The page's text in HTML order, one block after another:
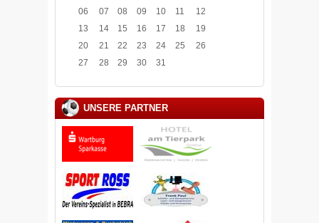
06
07 08 09 10 11
12
13
14 15 16 17 18
19
20
21 22 23 24 25
26
27
28 29 30 31
UNSERE PARTNER